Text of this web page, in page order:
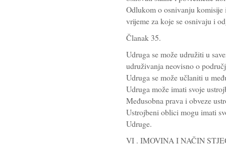
Odlukom o osnivanju komisije
vrijeme za koje se osnivaju i
Članak 35.
Udruga se može udružiti u
udruživanja neovisno o
Udruga se može učlaniti u
Udruga može imati svoje
Međusobna prava i obveze
Ustrojbeni oblici mogu imati
Udruge.
VI . IMOVINA I NAČIN